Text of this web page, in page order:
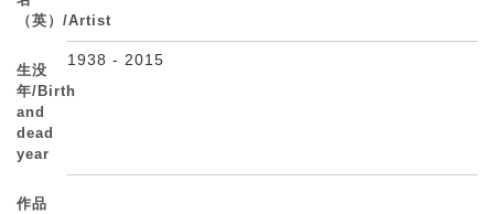
（英）/Artist
生没
年/Birth
and
dead
year
1938 - 2015
作品